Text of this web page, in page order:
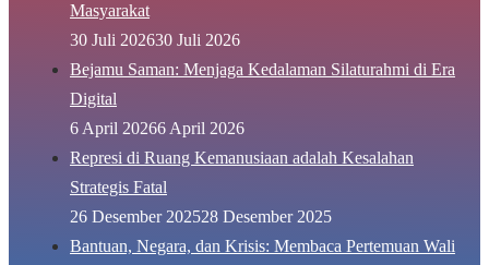
Masyarakat
30 Juli 202630 Juli 2026
Bejamu Saman: Menjaga Kedalaman Silaturahmi di Era
Digital
6 April 20266 April 2026
Represi di Ruang Kemanusiaan adalah Kesalahan
Strategis Fatal
26 Desember 202528 Desember 2025
Bantuan, Negara, dan Krisis: Membaca Pertemuan Wali